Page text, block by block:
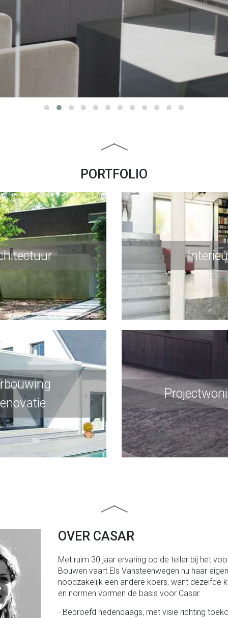
PORTFOLIO
OVER CASAR
Met ruim 30 jaar ervaring op de teller bij het
Bouwen vaart Els Vansteenwegen nu haar
noodzakelijk een andere koers, want dezelfde
en normen vormen de basis voor Casar.
Beproefd hedendaags, met visie richting